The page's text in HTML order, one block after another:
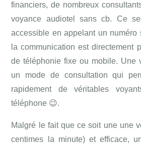
financiers, de nombreux
voyance audiotel sans cb. Ce
accessible en appelant un numéro
la communication est directement
de téléphonie fixe ou mobile. Une
un mode de consultation qui
rapidement de véritables
téléphone 😉.
Malgré le fait que ce soit une une
centimes la minute) et efficace,